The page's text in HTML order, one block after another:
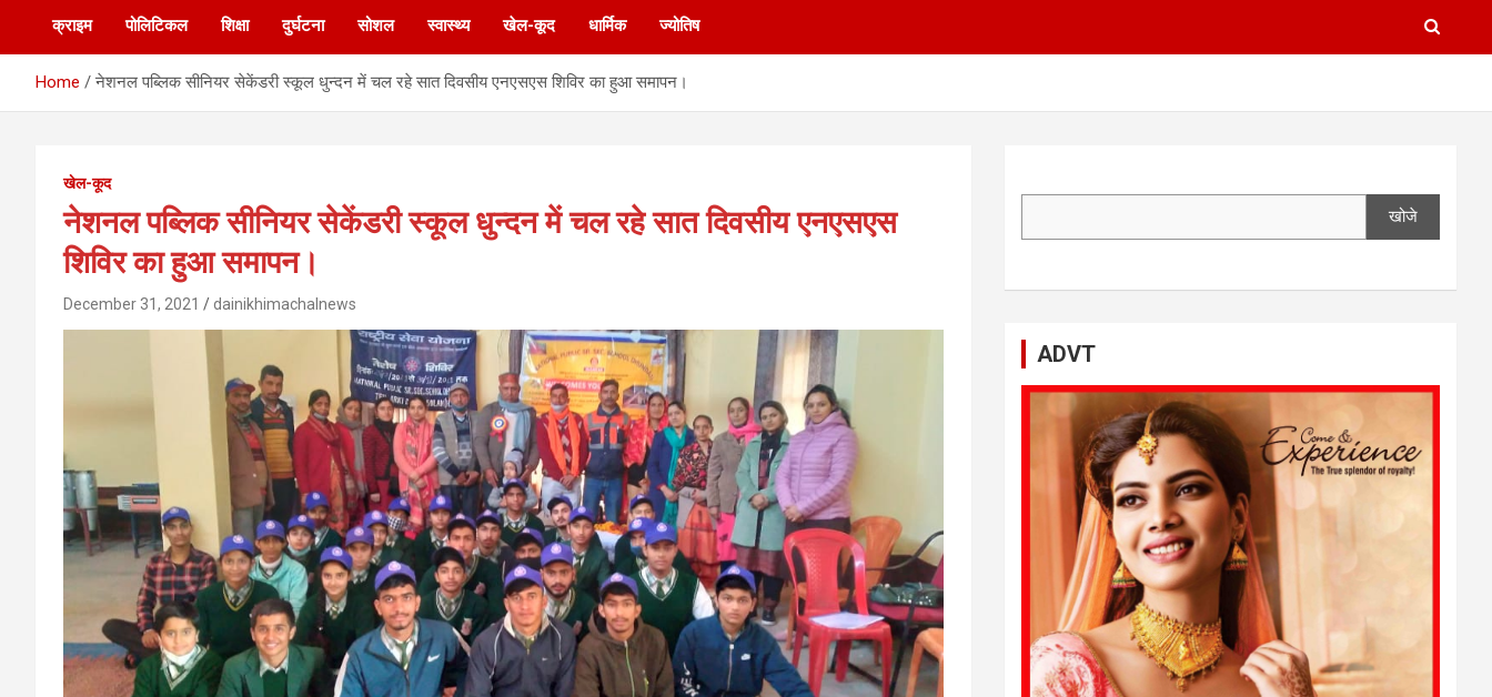
क्राइम पोलिटिकल शिक्षा दुर्घटना सोशल स्वास्थ्य खेल-कूद धार्मिक ज्योतिष
Home नेशनल पब्लिक सीनियर सेकेंडरी स्कूल धुन्दन में चल रहे सात दिवसीय एनएसएस शिविर का हुआ समापन।
खेल-कूद
नेशनल पब्लिक सीनियर सेकेंडरी स्कूल धुन्दन में चल रहे सात दिवसीय एनएसएस
शिविर का हुआ समापन।
December 31, 2021 dainikhimachalnews
खोजे
ADVT